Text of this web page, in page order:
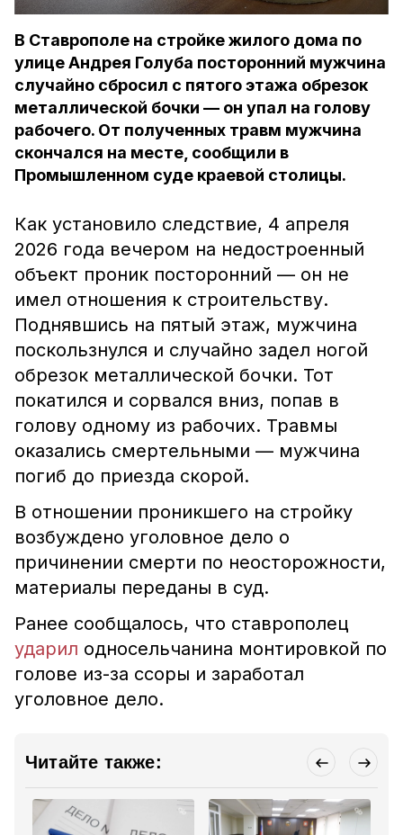
В Ставрополе на стройке жилого дома по
улице Андрея Голуба посторонний мужчина
случайно сбросил с пятого этажа обрезок
металлической бочки — он упал на голову
рабочего. От полученных травм мужчина
скончался на месте, сообщили в
Промышленном суде краевой столицы.
Как установило следствие, 4 апреля
2026 года вечером на недостроенный
объект проник посторонний — он не
имел отношения к строительству.
Поднявшись на пятый этаж, мужчина
поскользнулся и случайно задел ногой
обрезок металлической бочки. Тот
покатился и сорвался вниз, попав в
голову одному из рабочих. Травмы
оказались смертельными — мужчина
погиб до приезда скорой.
В отношении проникшего на стройку
возбуждено уголовное дело о
причинении смерти по неосторожности,
материалы переданы в суд.
Ранее сообщалось, что ставрополец
ударил односельчанина монтировкой по
голове из-за ссоры и заработал
уголовное дело.
Читайте также: